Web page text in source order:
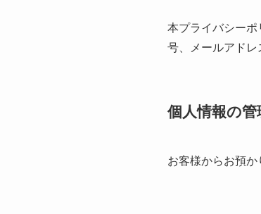
本プライバシー
号、メールアドレ
個人情報の管
お客様からお預